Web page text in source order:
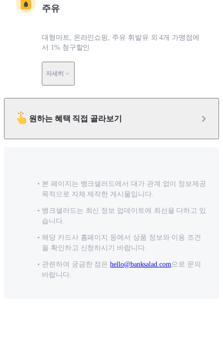
주유
대형마트, 온라인쇼핑, 주유 휘발유 외 4개 가맹점에
서 1% 청구할인
자세히
원하는 혜택 직접 골라보기
본 페이지는 뱅크샐러드에서 대가 관계 없이 정보제공
목적으로 자체 제작한 게시물입니다.
뱅크샐러드는 최신 정보 업데이트에 최선을 다하고 있
습니다.
해당 카드사 홈페이지 등에서 상품 정보와 이용 조건
을 확인하고 신청하시기 바랍니다.
관련하여 궁금한 점은 hello@banksalad.com으로 문의
바랍니다.